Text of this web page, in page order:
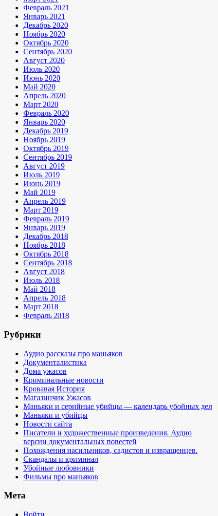
Февраль 2021
Январь 2021
Декабрь 2020
Ноябрь 2020
Октябрь 2020
Сентябрь 2020
Август 2020
Июль 2020
Июнь 2020
Май 2020
Апрель 2020
Март 2020
Февраль 2020
Январь 2020
Декабрь 2019
Ноябрь 2019
Октябрь 2019
Сентябрь 2019
Август 2019
Июль 2019
Июнь 2019
Май 2019
Апрель 2019
Март 2019
Февраль 2019
Январь 2019
Декабрь 2018
Ноябрь 2018
Октябрь 2018
Сентябрь 2018
Август 2018
Июль 2018
Май 2018
Апрель 2018
Март 2018
Февраль 2018
Рубрики
Аудио рассказы про маньяков
Документалистика
Дома ужасов
Криминальные новости
Кровавая История
Магазинчик Ужасов
Маньяки и серийные убийцы — календарь убойных дел
Маньяки и убийцы
Новости сайта
Писатели и художественные произведения. Аудио
версии документальных повестей
Похождения насильников, садистов и извращенцев.
Скандалы и криминал
Убойные любовники
Фильмы про маньяков
Мета
Войти